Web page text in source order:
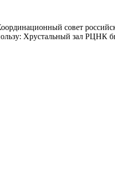
совет
Хрустальный зал РЦНК